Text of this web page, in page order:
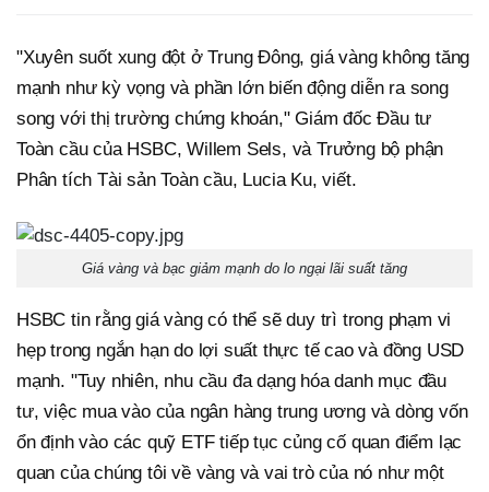
"Xuyên suốt xung đột ở Trung Đông, giá vàng không tăng
mạnh như kỳ vọng và phần lớn biến động diễn ra song
song với thị trường chứng khoán," Giám đốc Đầu tư
Toàn cầu của HSBC, Willem Sels, và Trưởng bộ phận
Phân tích Tài sản Toàn cầu, Lucia Ku, viết.
Giá vàng và bạc giảm mạnh do lo ngại lãi suất tăng
HSBC tin rằng giá vàng có thể sẽ duy trì trong phạm vi
hẹp trong ngắn hạn do lợi suất thực tế cao và đồng USD
mạnh. "Tuy nhiên, nhu cầu đa dạng hóa danh mục đầu
tư, việc mua vào của ngân hàng trung ương và dòng vốn
ổn định vào các quỹ ETF tiếp tục củng cố quan điểm lạc
quan của chúng tôi về vàng và vai trò của nó như một